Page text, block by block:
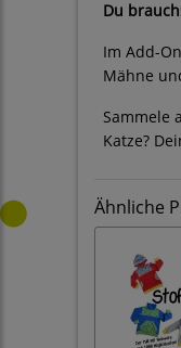
Du
Im Add-
Mähne
Sammele
Katze?
Ähnliche